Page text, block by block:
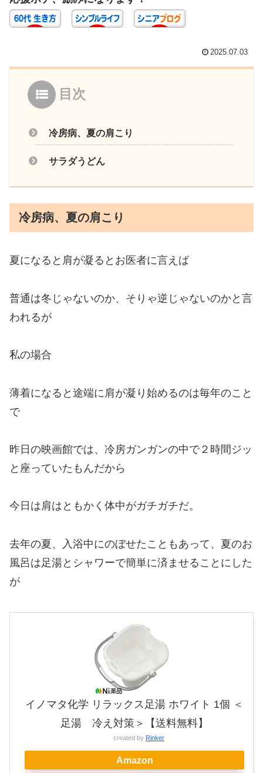
2025.07.03
目次
冷房病、夏の肩こり
サラダうどん
冷房病、夏の肩こり
夏になると肩が凝るとお医者に言えば
普通は冬じゃないのか、そりゃ逆じゃないのかと言
われるが
私の場合
薄着になると途端に肩が凝り始めるのは毎年のこと
で
昨日の映画館では、冷房ガンガンの中で２時間ジッ
と座っていたもんだから
今日は肩はともかく体中がガチガチだ。
去年の夏、入浴中にのぼせたこともあって、夏のお
風呂は足湯とシャワーで簡単に済ませることにした
が
イノマタ化学 リラックス足湯 ホワイト 1個 ＜
足湯 冷え対策＞【送料無料】
created by Rinker
Amazon